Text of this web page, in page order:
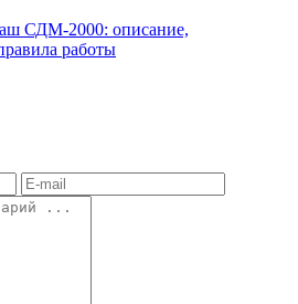
СДМ-2000: описание,
работы